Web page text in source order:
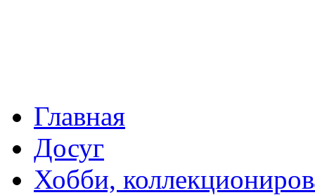
Главная
Досуг
Хобби,